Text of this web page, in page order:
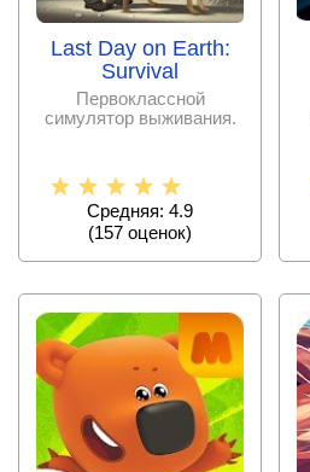
Last Day on Earth:
Survival
Первоклассной
симулятор выживания.
Средняя: 4.9
(157 оценок)